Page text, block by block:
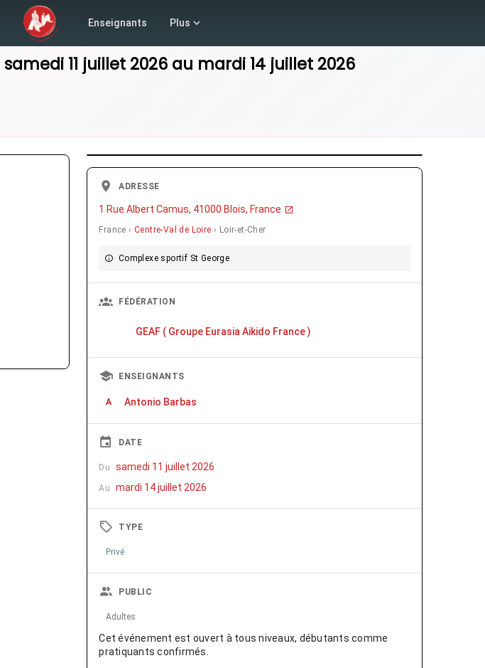
Enseignants Plus
samedi 11 juillet 2026 au mardi 14 juillet 2026
ADRESSE
1 Rue Albert Camus, 41000 Blois, France
France › Centre-Val de Loire › Loir-et-Cher
Complexe sportif St George
FÉDÉRATION
GEAF ( Groupe Eurasia Aikido France )
ENSEIGNANTS
A Antonio Barbas
DATE
Du samedi 11 juillet 2026
Au mardi 14 juillet 2026
TYPE
Privé
PUBLIC
Adultes
Cet événement est ouvert à tous niveaux, débutants comme
pratiquants confirmés.